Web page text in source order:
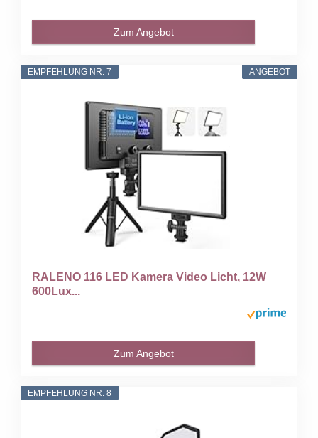
Zum Angebot
ANGEBOT
EMPFEHLUNG NR. 7
RALENO 116 LED Kamera Video Licht, 12W
600Lux...
Zum Angebot
EMPFEHLUNG NR. 8